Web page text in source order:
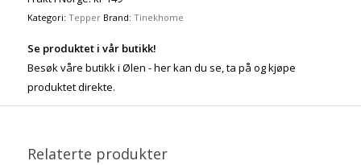
Kategori: Tepper Brand: Tinekhome
Se produktet i vår butikk!
Besøk våre butikk i Ølen - her kan du se, ta på og kjøpe
produktet direkte.
Relaterte produkter